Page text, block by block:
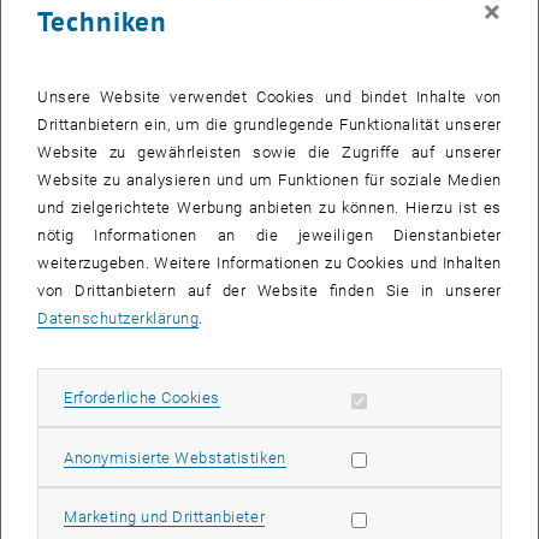
© Céline Schmidt-Hamburger
Wissenschaftsradio, öffnet eine externe URL in einem neuen
der FH Wien der WKW, öffnet eine externe
sprechen unsere
Projektassistent:innenCéline Schmidt-HamburgerundElias
Grinzingerüber unser Forschungsprojekt land.mobil:LAB
Das Wissenschaftsradio ist eine Sendung imRadio
Techniken
×
Unsere Website verwendet Cookies und bindet Inhalte von
Drittanbietern ein, um die grundlegende Funktionalität unserer
Website zu gewährleisten sowie die Zugriffe auf unserer
Website zu analysieren und um Funktionen für soziale Medien
und zielgerichtete Werbung anbieten zu können. Hierzu ist es
nötig Informationen an die jeweiligen Dienstanbieter
weiterzugeben. Weitere Informationen zu Cookies und Inhalten
von Drittanbietern auf der Website finden Sie in unserer
Datenschutzerklärung
Erforderliche Cookies Erforderliche Cookies zulassen
Anonymisierte WebstatistikenStatistik Cookies zulassen
Marketing und DrittanbieterMarketing Cookies zulassen